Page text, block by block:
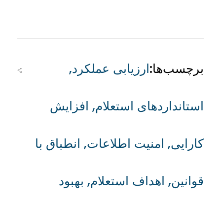
برچسب‌ها:ارزیابی عملکرد,
استانداردهای استعلام, افزایش
کارایی, امنیت اطلاعات, انطباق با
قوانین, اهداف استعلام, بهبود